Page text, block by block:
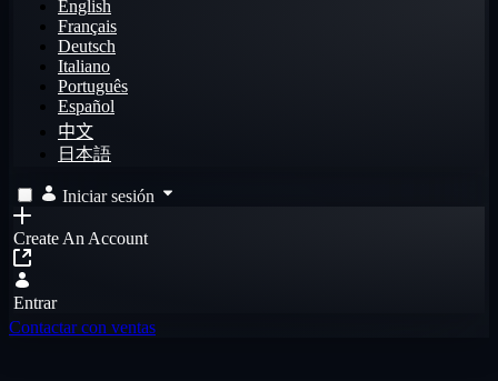
English
Français
Deutsch
Italiano
Português
Español
中文
日本語
Iniciar sesión
Create An Account
Entrar
Contactar con ventas